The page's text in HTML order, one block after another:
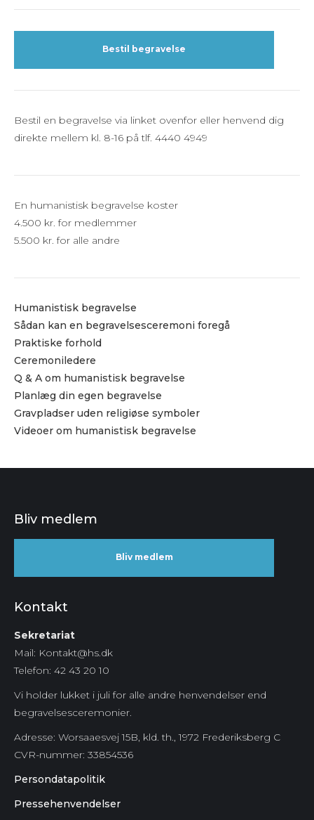
Bestil begravelse
Bestil en begravelse via linket ovenfor eller henvend dig
direkte mellem kl. 8-16 på tlf. 4440 4949
En humanistisk begravelse koster
4.500 kr. for medlemmer
5.500 kr. for alle andre
Humanistisk begravelse
Sådan kan en begravelsesceremoni foregå
Praktiske forhold
Ceremoniledere
Q & A om humanistisk begravelse
Planlæg din egen begravelse
Gravpladser uden religiøse symboler
Videoer om humanistisk begravelse
Bliv medlem
Bliv medlem
Kontakt
Sekretariat
Mail: Kontakt@hs.dk
Telefon: 42 43 20 10
Vi holder lukket i juli for alle andre henvendelser end
begravelsesceremonier.
Adresse: Worsaaesvej 15B, kld. th., 1972 Frederiksberg C
CVR-nummer: 33854536
Persondatapolitik
Pressehenvendelser